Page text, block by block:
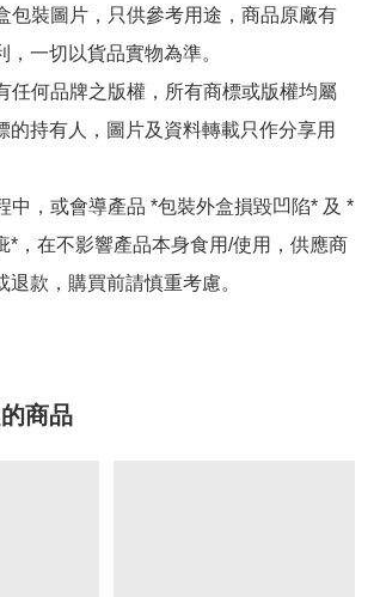
包裝圖片，只供參考用途，商品原廠有
一切以貨品實物為準。
任何品牌之版權，所有商標或版權均屬
的持有人，圖片及資料轉載只作分享用
中，或會導產品 *包裝外盒損毀凹陷* 及 *
*，在不影響產品本身食用/使用，供應商
商品